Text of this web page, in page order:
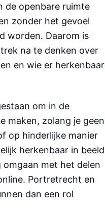
de openbare ruimte
zonder het gevoel
worden. Daarom is
na te denken over
en wie er herkenbaar
om in de
maken, zolang je geen
op hinderlijke manier
herkenbaar in beeld
met het delen
Portretrecht en
dan een rol